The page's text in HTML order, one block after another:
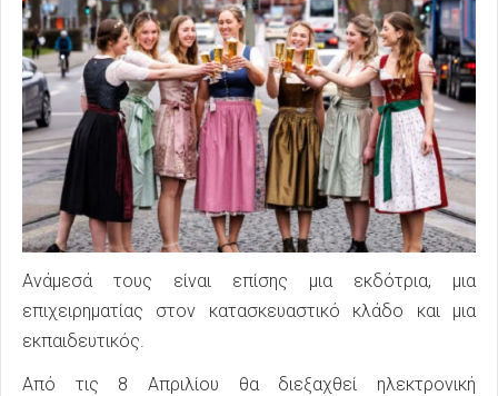
Ανάμεσά τους είναι επίσης μια εκδότρια, μια
επιχειρηματίας στον κατασκευαστικό κλάδο και μια
εκπαιδευτικός.
Από τις 8 Απριλίου θα διεξαχθεί ηλεκτρονική